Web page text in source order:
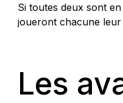
Si toutes deux sont
joueront chacune
Les